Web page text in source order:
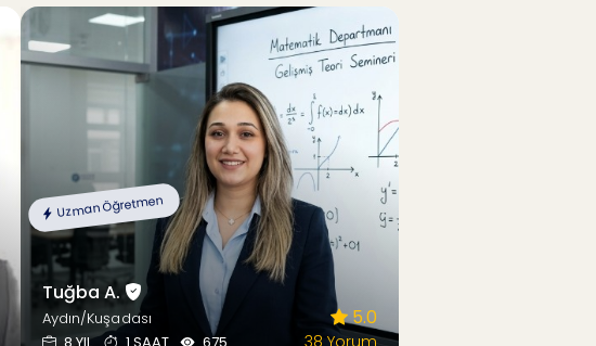
Uzman Öğretmen
Tuğba A.
Aydın/Kuşadası
5.0
38 Yorum